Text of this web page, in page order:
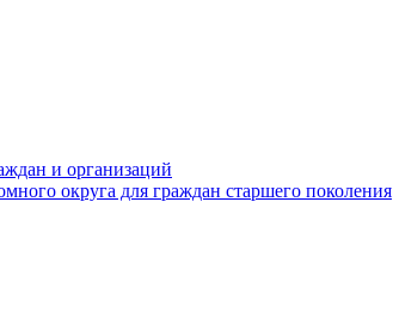
и организаций
округа для граждан старшего поколения